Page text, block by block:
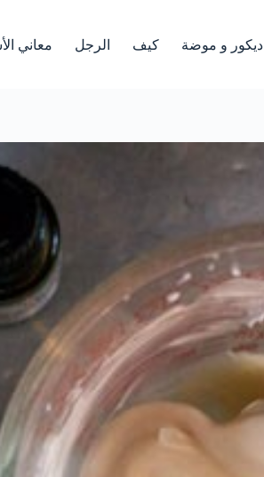
ديكور و موضة كيف الرجل معاني